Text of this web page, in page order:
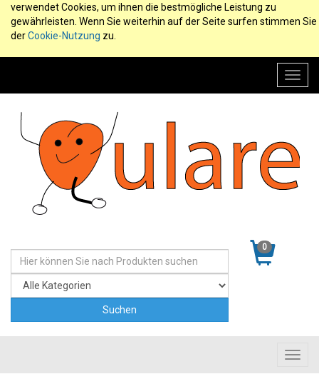
verwendet Cookies, um ihnen die bestmögliche Leistung zu
gewährleisten. Wenn Sie weiterhin auf der Seite surfen stimmen Sie
derCookie-Nutzung zu.
0